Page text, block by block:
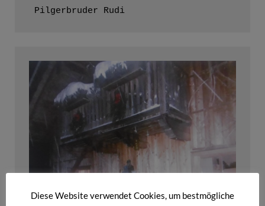
Pilgerbruder Rudi
Diese Website verwendet Cookies, um bestmögliche